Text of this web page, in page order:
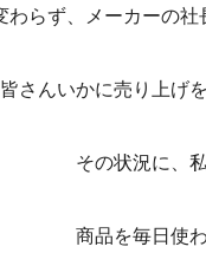
わらず、メーカーの社
皆さんいかに売り上げ
その状況に、
商品を毎日使